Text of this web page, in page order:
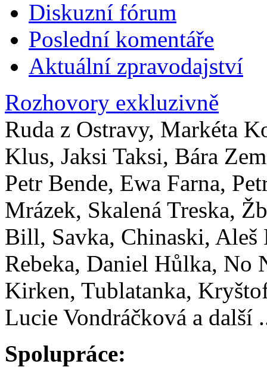
Diskuzní fórum
Poslední komentáře
Aktuální zpravodajství
Rozhovory exkluzivně
Ruda z Ostravy, Markéta
Klus, Jaksi Taksi, Bára
Petr Bende, Ewa Farna,
Mrázek, Skalená Treska,
Bill, Savka, Chinaski,
Rebeka, Daniel Hůlka, No
Kirken, Tublatanka,
Lucie Vondráčková a další
Spolupráce: